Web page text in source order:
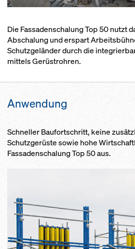
Die Fassadenschalung Top 50 nutzt
Abschalung und erspart
Schutzgeländer durch die
mittels Gerüstrohren.
Anwendung
Schneller Baufortschritt, keine
Schutzgerüste sowie hohe
Fassadenschalung Top 50 aus.